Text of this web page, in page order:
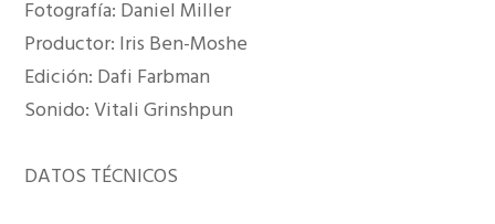
Fotografía: Daniel Miller
Productor: Iris Ben-Moshe
Edición: Dafi Farbman
Sonido: Vitali Grinshpun
DATOS TÉCNICOS